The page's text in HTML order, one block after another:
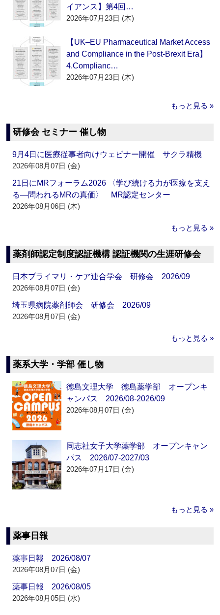
イアンス】第4回…
2026年07月23日 (木)
【UK–EU Pharmaceutical Market Access
and Compliance in the Post-Brexit Era】
4.Complianc…
2026年07月23日 (木)
もっと見る »
研修会 セミナー 催し物
9月4日に医療従事者向けウェビナー開催 サクラ精機
2026年08月07日 (金)
21日にMRフォーラム2026 〈学び続ける力が医療を支え
る―問われるMRの真価〉 MR認定センター
2026年08月06日 (木)
もっと見る »
薬剤師認定制度認証機構 認証機関の生涯研修会
日本プライマリ・ケア連合学会 研修会 2026/09
2026年08月07日 (金)
埼玉県病院薬剤師会 研修会 2026/09
2026年08月07日 (金)
もっと見る »
薬系大学・学部 催し物
徳島文理大学 徳島薬学部 オープンキ
ャンパス 2026/08-2026/09
2026年08月07日 (金)
同志社女子大学薬学部 オープンキャン
パス 2026/07-2027/03
2026年07月17日 (金)
もっと見る »
薬事日報
薬事日報 2026/08/07
2026年08月07日 (金)
薬事日報 2026/08/05
2026年08月05日 (水)